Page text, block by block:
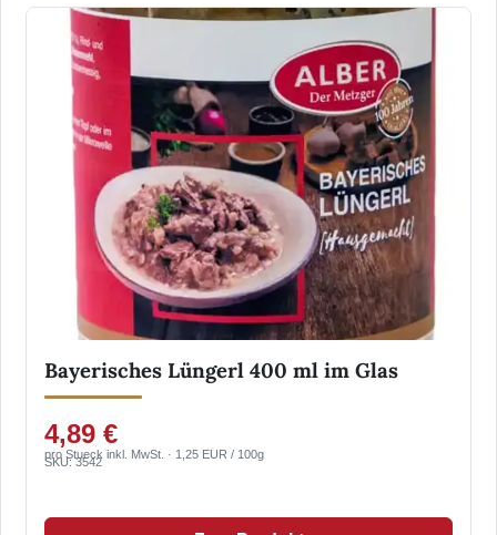
Bayerisches Lüngerl 400 ml im Glas
4,89 €
pro Stueck inkl. MwSt. · 1,25 EUR / 100g
SKU: 3542